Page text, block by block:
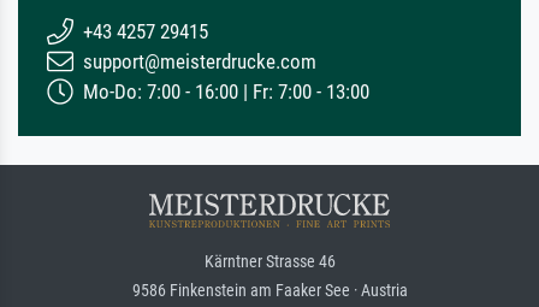
+43 4257 29415
support@meisterdrucke.com
Mo-Do: 7:00 - 16:00 | Fr: 7:00 - 13:00
Kärntner Strasse 46
9586 Finkenstein am Faaker See · Austria